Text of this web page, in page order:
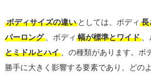
ボディサイズの違い としては、ボディ 長
パーロング
、ボディ 幅が標準とワイド
とミドルとハイ
、の種類があります。ボ
勝手に大きく影響する要素であり、どの